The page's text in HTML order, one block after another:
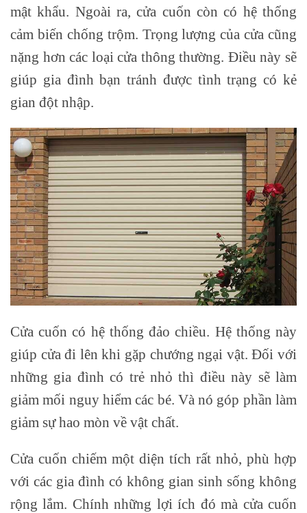
mật khẩu. Ngoài ra, cửa cuốn còn có hệ thống
cảm biến chống trộm. Trọng lượng của cửa cũng
nặng hơn các loại cửa thông thường. Điều này sẽ
giúp gia đình bạn tránh được tình trạng có kẻ
gian đột nhập.
Cửa cuốn có hệ thống đảo chiều. Hệ thống này
giúp cửa đi lên khi gặp chướng ngại vật. Đối với
những gia đình có trẻ nhỏ thì điều này sẽ làm
giảm mối nguy hiểm các bé. Và nó góp phần làm
giảm sự hao mòn về vật chất.
Cửa cuốn chiếm một diện tích rất nhỏ, phù hợp
với các gia đình có không gian sinh sống không
rộng lắm. Chính những lợi ích đó mà cửa cuốn